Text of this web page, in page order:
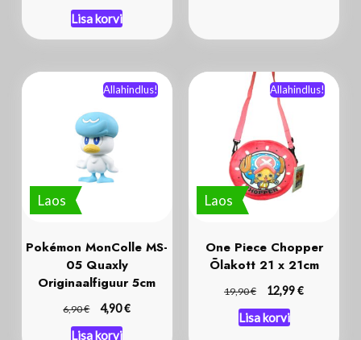
Lisa korvi
Laos
Allahindlus!
Pokémon MonColle MS-
05 Quaxly
Originaalfiguur 5cm
6,90€ 4,90€
Lisa korvi
Laos
Allahindlus!
One Piece Chopper
Õlakott 21 x 21cm
19,90€ 12,99€
Lisa korvi